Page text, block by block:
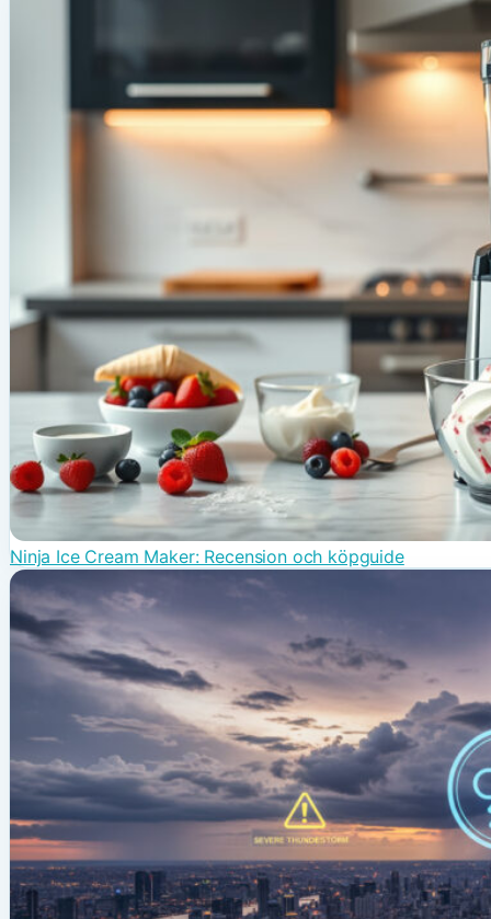
Ninja Ice Cream Maker: Recension och köpguide